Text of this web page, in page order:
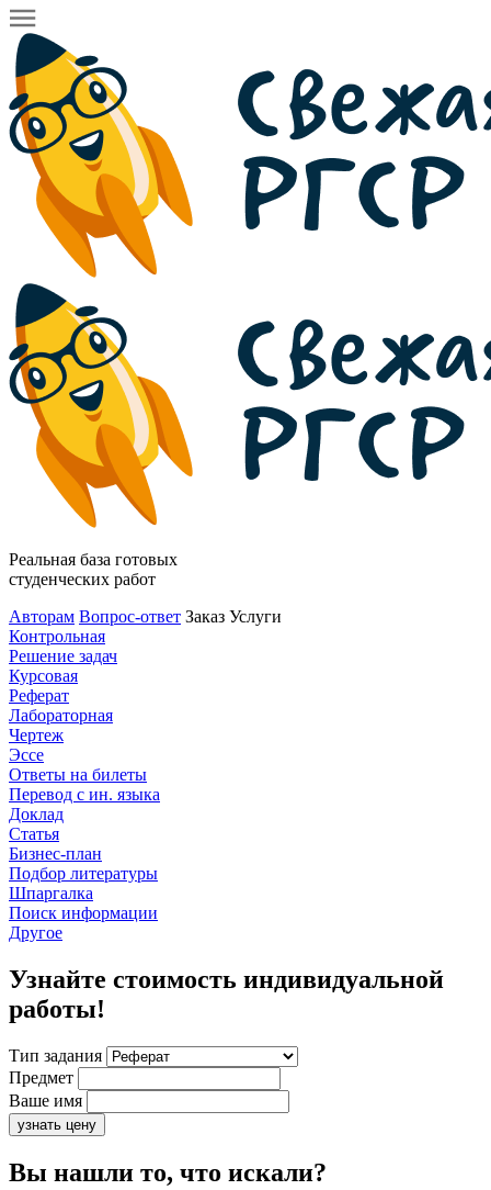
Реальная база готовых
студенческих работ
Авторам Вопрос-ответ Заказ Услуги
Контрольная
Решение задач
Курсовая
Реферат
Лабораторная
Чертеж
Эссе
Ответы на билеты
Перевод с ин. языка
Доклад
Статья
Бизнес-план
Подбор литературы
Шпаргалка
Поиск информации
Другое
Узнайте стоимость индивидуальной
работы!
Тип задания
Предмет
Ваше имя
узнать цену
Вы нашли то, что искали?